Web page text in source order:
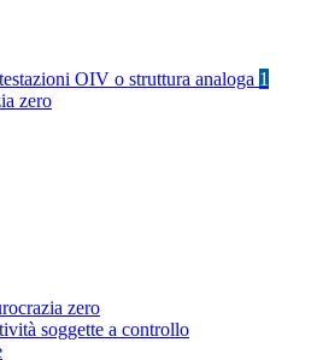
OIV o struttura analoga 1
zero
zero
soggette a controllo